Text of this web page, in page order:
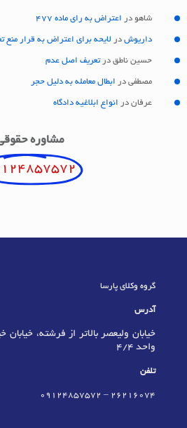
شاهو در اعتراض به رای ماده 477
داریوش در لایحه برای اعتراض به قرار منع
حسین ناطق درتعریف اصل عدم
مصطفی در ابطال معامله به دلیل حجر
عرفان در انواع ابلاغیه دادگاه
مشاوره
گروه وکلای پارسا
آدرس
واحد 4/4
تلفن
٢٦٢١٦٠٧٤ –
09124857572